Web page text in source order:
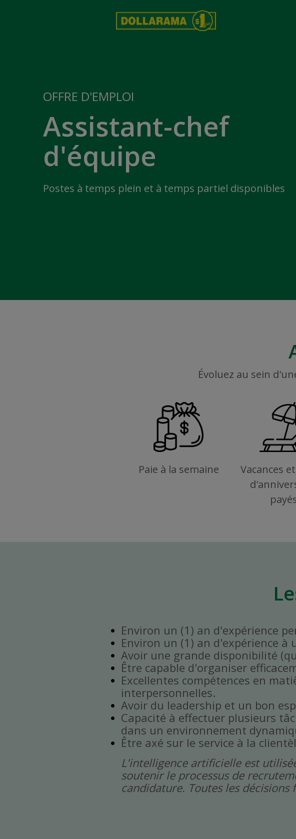
OFFRE D'EMPLOI
Assistant-chef
d'équipe
Postes à temps plein et à temps partiel disponibles
Évoluez au sein
Paie à la semaine
Vacances
Environ un (1) an d'expérience
Environ un (1) an d'expérience à
Avoir une grande disponibilité
Être capable d'organiser
Excellentes compétences en
interpersonnelles.
Avoir du leadership et un bon
Capacité à effectuer plusieurs
dans un environnement
Être axé sur le service à la
L'intelligence artificielle est
soutenir le processus de
candidature. Toutes les décisions